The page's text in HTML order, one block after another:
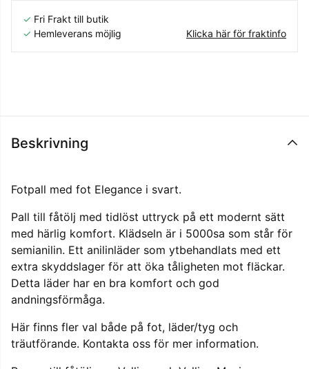
✓ Fri Frakt till butik
✓ Hemleverans möjlig Klicka här för fraktinfo
Beskrivning
Fotpall med fot Elegance i svart.
Pall till fåtölj med tidlöst uttryck på ett modernt sätt
med härlig komfort. Klädseln är i 5000sa som står för
semianilin. Ett anilinläder som ytbehandlats med ett
extra skyddslager för att öka tåligheten mot fläckar.
Detta läder har en bra komfort och god
andningsförmåga.
Här finns fler val både på fot, läder/tyg och
träutförande. Kontakta oss för mer information.